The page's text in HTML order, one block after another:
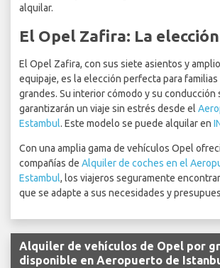
alquilar.
El Opel Zafira: La
El Opel Zafira, con sus siete asientos y
equipaje, es la elección perfecta para
grandes. Su interior cómodo y su conducción
garantizarán un viaje sin estrés desde el
Estambul. Este modelo se puede alquilar en
Con una amplia gama de vehículos Opel
compañías de Alquiler de coches en el
Estambul, los viajeros seguramente
que se adapte a sus necesidades y
Alquiler de vehículos de Opel por
disponible en Aeropuerto de